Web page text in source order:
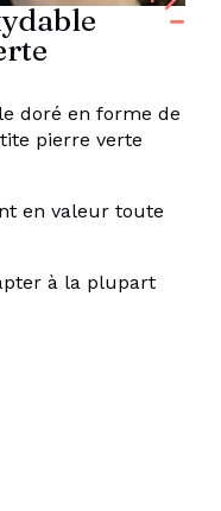
doré en forme de
pierre verte
en valeur toute
à la plupart